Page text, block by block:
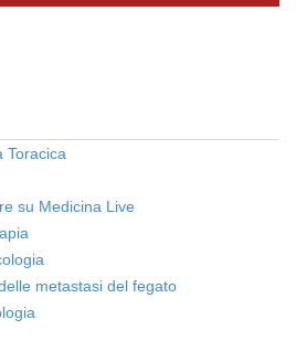
Toracica
su Medicina Live
metastasi del fegato